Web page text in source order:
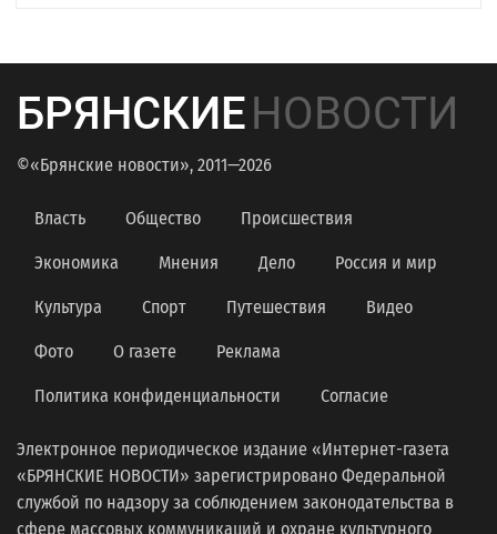
БРЯНСКИЕНОВОСТИ
©«Брянские новости», 2011—2026
Власть Общество Происшествия
Экономика Мнения Дело Россия и мир
Культура Спорт Путешествия Видео
Фото О газете Реклама
Политика конфиденциальности Согласие
Электронное периодическое издание «Интернет-газета
«БРЯНСКИЕ НОВОСТИ» зарегистрировано Федеральной
службой по надзору за соблюдением законодательства в
сфере массовых коммуникаций и охране культурного